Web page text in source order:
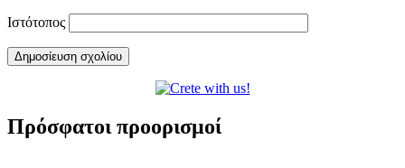
Ιστότοπος
Πρόσφατοι προορισμοί